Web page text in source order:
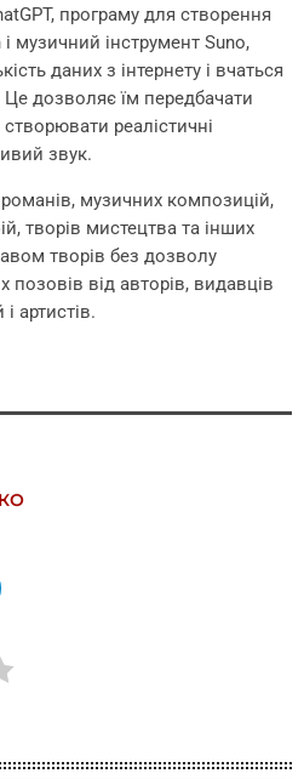
програму для створення
музичний інструмент Suno,
даних з інтернету і вчаться
дозволяє їм передбачати
реалістичні
звук.
музичних композицій,
творів мистецтва та інших
творів без дозволу
від авторів, видавців
артистів.